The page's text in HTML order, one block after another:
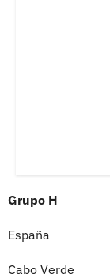
Grupo H
España
Cabo Verde